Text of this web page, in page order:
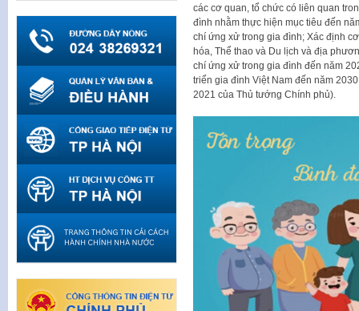
các cơ quan, tổ chức có liên quan
đình nhằm thực hiện mục tiêu đến
chí ứng xử trong gia đình; Xác định
hóa, Thể thao và Du lịch và địa
chí ứng xử trong gia đình đến năm
triển gia đình Việt Nam đến năm
2021 của Thủ tướng Chính phủ).